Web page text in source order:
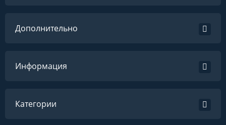
Дополнительно
Информация
Категории